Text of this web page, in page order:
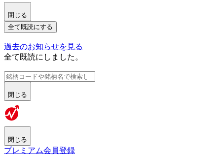
閉じる
全て既読にする
過去のお知らせを見る
全て既読にしました。
閉じる
閉じる
プレミアム会員登録